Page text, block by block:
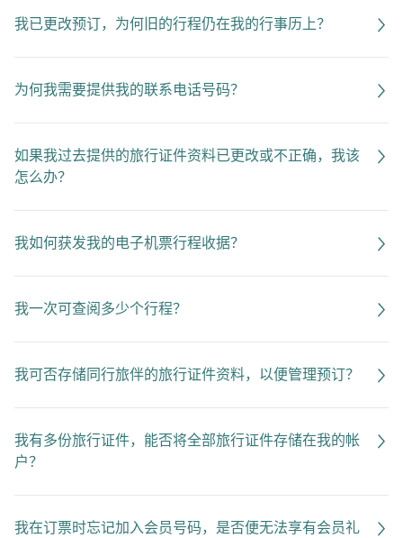
我已更改预订，为何旧的行程仍在我的行事历上？
为何我需要提供我的联系电话号码？
如果我过去提供的旅行证件资料已更改或不正确，我该
怎么办？
我如何获发我的电子机票行程收据？
我一次可查阅多少个行程？
我可否存储同行旅伴的旅行证件资料，以便管理预订？
我有多份旅行证件，能否将全部旅行证件存储在我的帐
户？
我在订票时忘记加入会员号码，是否便无法享有会员礼